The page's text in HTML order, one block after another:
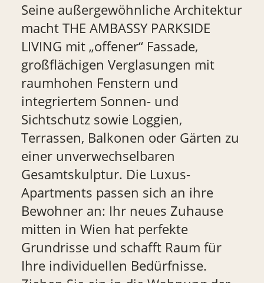
Seine außergewöhnliche Architektur
macht THE AMBASSY PARKSIDE
LIVING mit „offener“ Fassade,
großflächigen Verglasungen mit
raumhohen Fenstern und
integriertem Sonnen- und
Sichtschutz sowie Loggien,
Terrassen, Balkonen oder Gärten zu
einer unverwechselbaren
Gesamtskulptur. Die Luxus-
Apartments passen sich an ihre
Bewohner an: Ihr neues Zuhause
mitten in Wien hat perfekte
Grundrisse und schafft Raum für
Ihre individuellen Bedürfnisse.